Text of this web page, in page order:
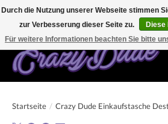
Kostenfreier Versand für Bestellungen ab 250 €.
Startseite / Crazy Dude Einkaufstasche
Durch die Nutzung unserer Webseite stimmen
zur Verbesserung dieser Seite zu.
Für weitere Informationen beachten Sie bitte